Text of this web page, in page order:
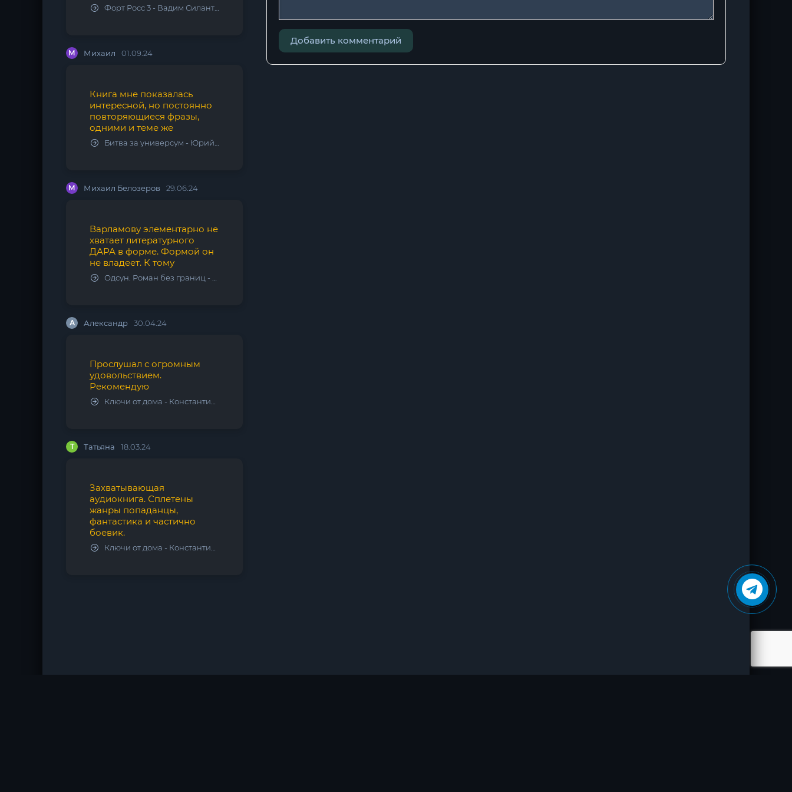
Форт Росс 3 - Вадим Силантьев
М Михаил 01.09.24
Книга мне показалась
интересной, но постоянно
повторяющиеся фразы,
одними и теме же
Битва за универсум - Юрий Тарарев, Александр Тарарев
М Михаил Белозеров 29.06.24
Варламову элементарно не
хватает литературного
ДАРА в форме. Формой он
не владеет. К тому
Одсун. Роман без границ - Алексей Варламов
А Александр 30.04.24
Прослушал с огромным
удовольствием.
Рекомендую
Ключи от дома - Константин Калбазов
Т Татьяна 18.03.24
Захватывающая
аудиокнига. Сплетены
жанры попаданцы,
фантастика и частично
боевик.
Ключи от дома - Константин Калбазов
23
25
Добавить комментарий